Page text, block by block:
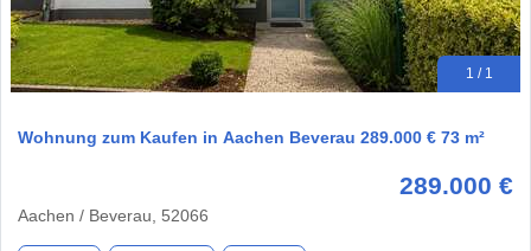
1 / 1
Wohnung zum Kaufen in Aachen Beverau 289.000 € 73 m²
289.000 €
Aachen / Beverau, 52066